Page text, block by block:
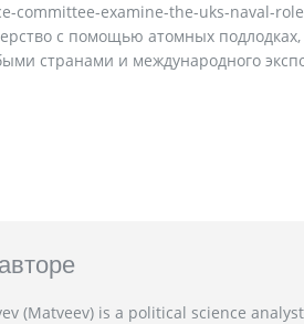
committee-examine-the-uks-naval-
с помощью атомных
странами и международного
(Matveev) is a political science